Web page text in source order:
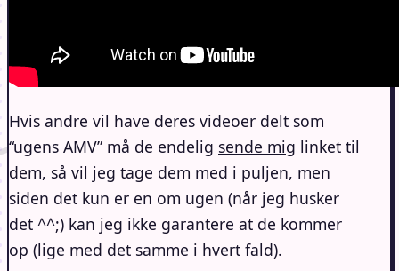
Hvis andre vil have deres videoer delt som
“ugens AMV” må de endelig sende mig linket til
dem, så vil jeg tage dem med i puljen, men
siden det kun er en om ugen (når jeg husker
det ^^;) kan jeg ikke garantere at de kommer
op (lige med det samme i hvert fald).